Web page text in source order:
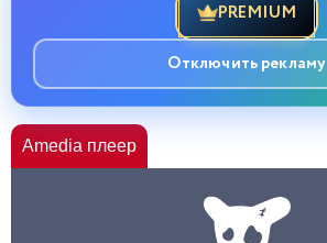
PREMIUM
Отключить рекламу
Amedia плеер